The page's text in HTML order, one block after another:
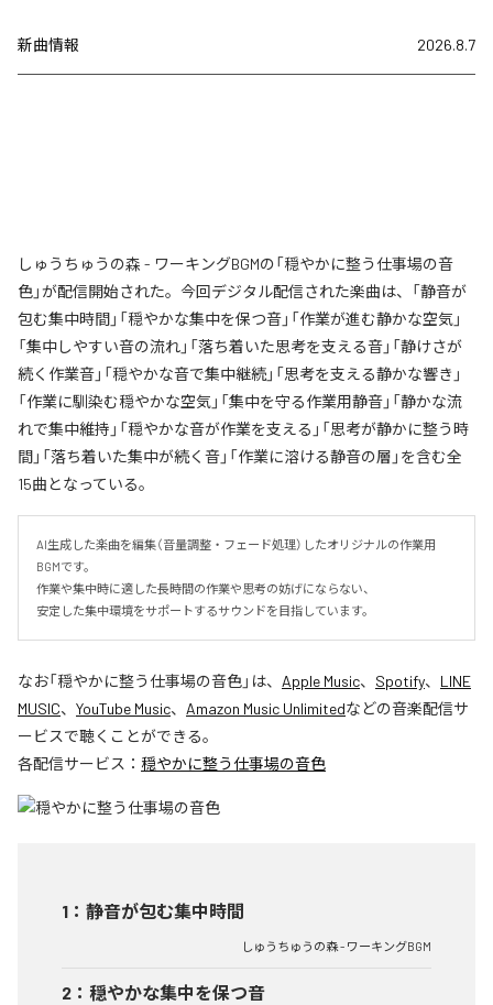
新曲情報 2026.8.7
しゅうちゅうの森 - ワーキングBGMの「穏やかに整う仕事場の音
色」が配信開始された。今回デジタル配信された楽曲は、「静音が
包む集中時間」「穏やかな集中を保つ音」「作業が進む静かな空気」
「集中しやすい音の流れ」「落ち着いた思考を支える音」「静けさが
続く作業音」「穏やかな音で集中継続」「思考を支える静かな響き」
「作業に馴染む穏やかな空気」「集中を守る作業用静音」「静かな流
れで集中維持」「穏やかな音が作業を支える」「思考が静かに整う時
間」「落ち着いた集中が続く音」「作業に溶ける静音の層」を含む全
15曲となっている。
AI生成した楽曲を編集（音量調整・フェード処理）したオリジナルの作業用
BGMです。
作業や集中時に適した長時間の作業や思考の妨げにならない、
安定した集中環境をサポートするサウンドを目指しています。
なお「穏やかに整う仕事場の音色」は、 Apple Music、 Spotify、 LINE
MUSIC、 YouTube Music、 Amazon Music Unlimitedなどの音楽配信サ
ービスで聴くことができる。
各配信サービス： 穏やかに整う仕事場の音色
1 ： 静音が包む集中時間
しゅうちゅうの森 - ワーキングBGM
2 ： 穏やかな集中を保つ音